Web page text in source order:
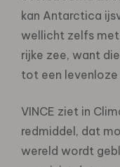
kan Antarctica
wellicht zelfs
rijke zee, want
tot een levenloze
VINCE ziet in
redmiddel, dat
wereld wordt